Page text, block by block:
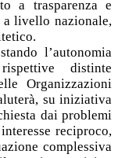
a trasparenza e
livello nazionale,
l’autonomia
distinte
Organizzazioni
su iniziativa
dai problemi
reciproco,
complessiva